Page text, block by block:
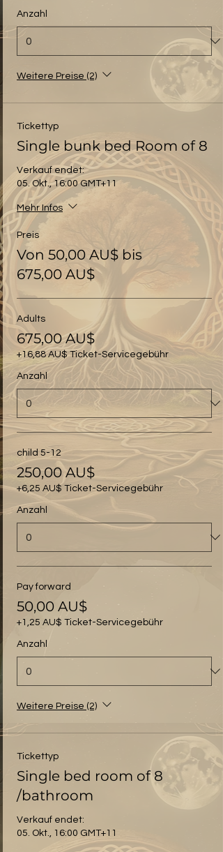
Anzahl
Weitere Preise (2)
Tickettyp
Single bunk bed Room of 8
Verkauf endet:
05. Okt., 16:00 GMT+11
Mehr Infos
Preis
Von 50,00 AU$ bis
675,00 AU$
Adults
675,00 AU$
+16,88 AU$ Ticket-Servicegebühr
Anzahl
child 5-12
250,00 AU$
+6,25 AU$ Ticket-Servicegebühr
Anzahl
Pay forward
50,00 AU$
+1,25 AU$ Ticket-Servicegebühr
Anzahl
Weitere Preise (2)
Tickettyp
Single bed room of 8
/bathroom
Verkauf endet:
05. Okt., 16:00 GMT+11